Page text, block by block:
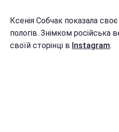
Ксенія Собчак показала
пологів. Знімком російська
своїй сторінці в Instagram.